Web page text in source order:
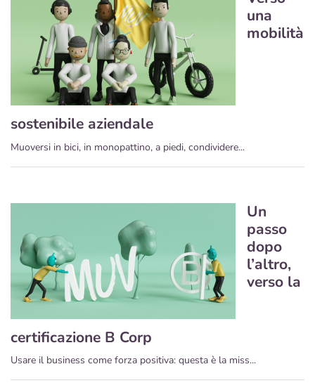
una
mobilità
sostenibile aziendale
Muoversi in bici, in monopattino, a piedi, condividere...
Un
passo
dopo
l’altro,
verso la
certificazione B Corp
Usare il business come forza positiva: questa è la miss...